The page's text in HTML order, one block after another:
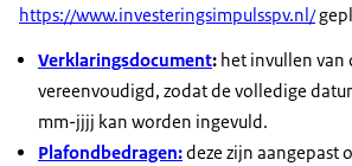
https://www.investeringsimpulsspv.nl/
Verklaringsdocument: het invullen van
vereenvoudigd, zodat de volledige
mm-jjjj kan worden ingevuld.
Plafondbedragen:deze zijn aangepast